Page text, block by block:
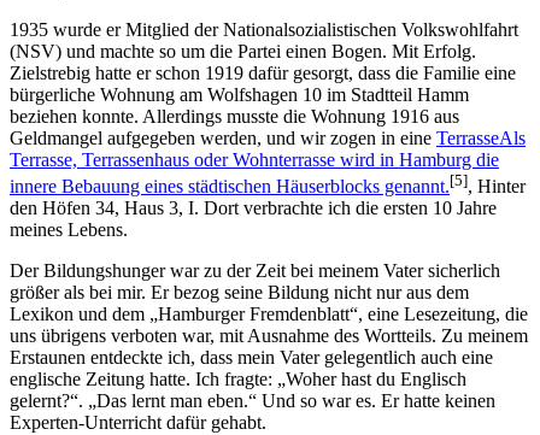
1935 wurde er Mitglied der Nationalsozialistischen Volkswohlfahrt
(NSV) und machte so um die Partei einen Bogen. Mit Erfolg.
Zielstrebig hatte er schon 1919 dafür gesorgt, dass die Familie eine
bürgerliche Wohnung am Wolfshagen 10 im Stadtteil Hamm
beziehen konnte. Allerdings musste die Wohnung 1916 aus
Geldmangel aufgegeben werden, und wir zogen in eine TerrasseAls
Terrasse, Terrassenhaus oder Wohnterrasse wird in Hamburg die
innere Bebauung eines städtischen Häuserblocks genannt.[5], Hinter
den Höfen 34, Haus 3, I. Dort verbrachte ich die ersten 10 Jahre
meines Lebens.
Der Bildungshunger war zu der Zeit bei meinem Vater sicherlich
größer als bei mir. Er bezog seine Bildung nicht nur aus dem
Lexikon und dem
Hamburger Fremdenblatt , eine Lesezeitung, die
uns übrigens verboten war, mit Ausnahme des Wortteils. Zu meinem
Erstaunen entdeckte ich, dass mein Vater gelegentlich auch eine
englische Zeitung hatte. Ich fragte:
Woher hast du Englisch
gelernt? . Das lernt man eben.
Und so war es. Er hatte keinen
Experten-Unterricht dafür gehabt.